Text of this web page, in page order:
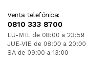
Venta telefónica:
0810 333 8700
LU-MIE de 08:00 a 23:59
JUE-VIE de 08:00 a 20:00
SA de 09:00 a 13:00